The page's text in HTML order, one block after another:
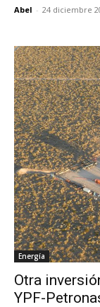
Abel - 24 diciembre
Energía
Otra
YPF-